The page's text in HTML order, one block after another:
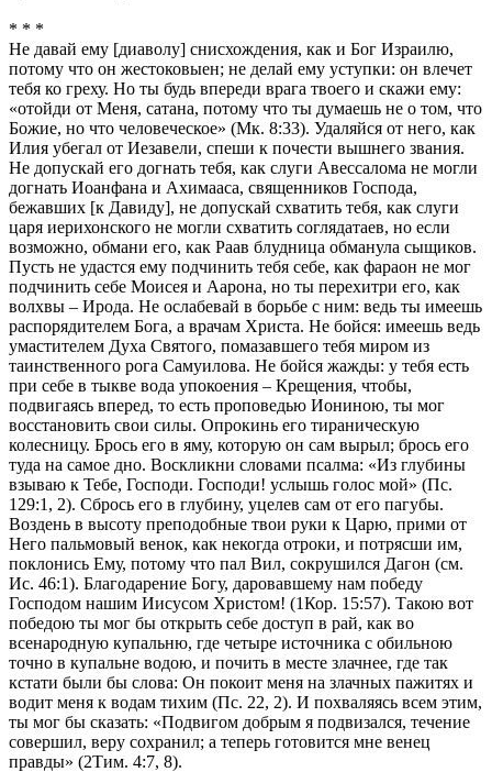
* * *
Не давай ему [диаволу] снисхождения, как и Бог Израилю,
потому что он жестоковыен; не делай ему уступки: он влечет
тебя ко греху. Но ты будь впереди врага твоего и скажи ему:
«отойди от Меня, сатана, потому что ты думаешь не о том, что
Божие, но что человеческое» (Мк. 8:33). Удаляйся от него, как
Илия убегал от Иезавели, спеши к почести вышнего звания.
Не допускай его догнать тебя, как слуги Авессалома не могли
догнать Иоанфана и Ахимааса, священников Господа,
бежавших [к Давиду], не допускай схватить тебя, как слуги
царя иерихонского не могли схватить соглядатаев, но если
возможно, обмани его, как Раав блудница обманула сыщиков.
Пусть не удастся ему подчинить тебя себе, как фараон не мог
подчинить себе Моисея и Аарона, но ты перехитри его, как
волхвы – Ирода. Не ослабевай в борьбе с ним: ведь ты имеешь
распорядителем Бога, а врачам Христа. Не бойся: имеешь ведь
умастителем Духа Святого, помазавшего тебя миром из
таинственного рога Самуилова. Не бойся жажды: у тебя есть
при себе в тыкве вода упокоения – Крещения, чтобы,
подвигаясь вперед, то есть проповедью Иониною, ты мог
восстановить свои силы. Опрокинь его тираническую
колесницу. Брось его в яму, которую он сам вырыл; брось его
туда на самое дно. Воскликни словами псалма: «Из глубины
взываю к Тебе, Господи. Господи! услышь голос мой» (Пс.
129:1, 2). Сбрось его в глубину, уцелев сам от его пагубы.
Воздень в высоту преподобные твои руки к Царю, прими от
Него пальмовый венок, как некогда отроки, и потрясши им,
поклонись Ему, потому что пал Вил, сокрушился Дагон (см.
Ис. 46:1). Благодарение Богу, даровавшему нам победу
Господом нашим Иисусом Христом! (1Кор. 15:57). Такою вот
победою ты мог бы открыть себе доступ в рай, как во
всенародную купальню, где четыре источника с обильною
точно в купальне водою, и почить в месте злачнее, где так
кстати были бы слова: Он покоит меня на злачных пажитях и
водит меня к водам тихим (Пс. 22, 2). И похваляясь всем этим,
ты мог бы сказать: «Подвигом добрым я подвизался, течение
совершил, веру сохранил; а теперь готовится мне венец
правды» (2Тим. 4:7, 8).